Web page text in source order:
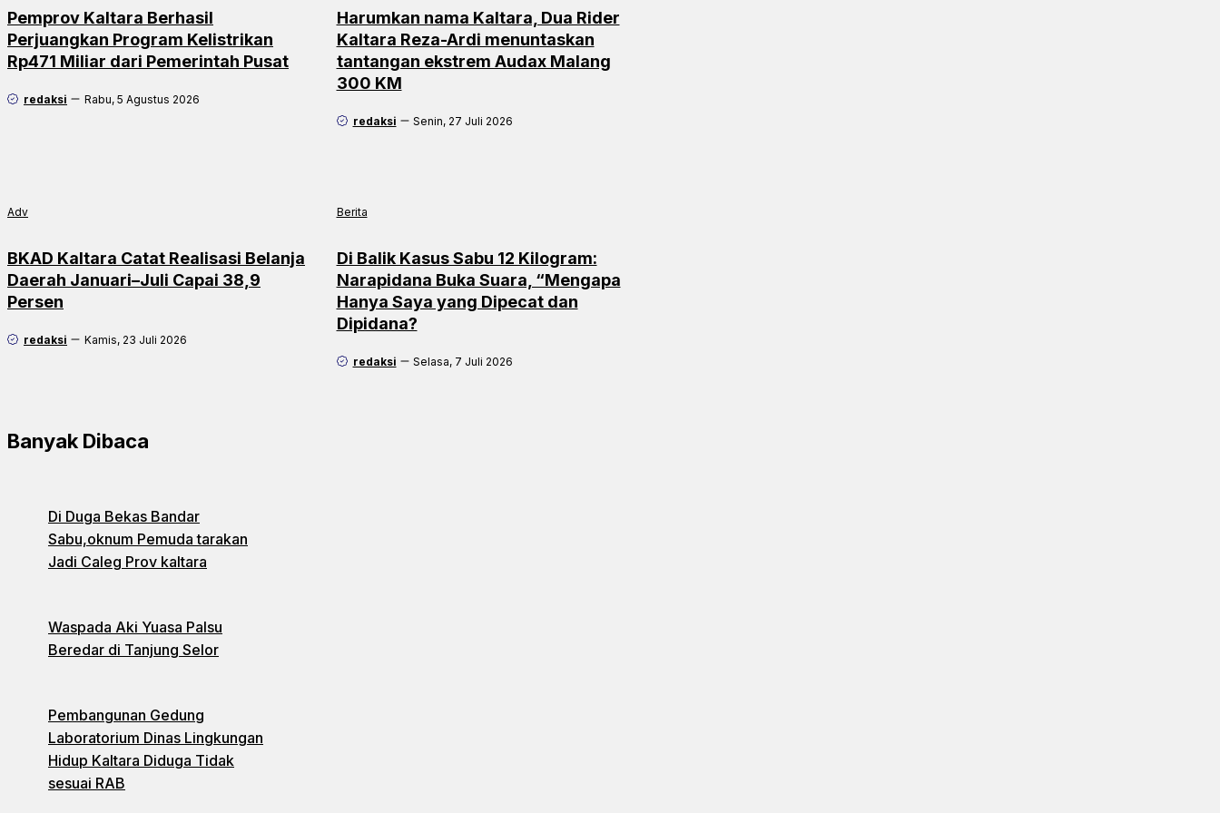
Pemprov Kaltara Berhasil
Perjuangkan Program Kelistrikan
Rp471 Miliar dari Pemerintah Pusat
redaksi Rabu, 5 Agustus 2026
Harumkan nama Kaltara, Dua Rider
Kaltara Reza-Ardi menuntaskan
tantangan ekstrem Audax Malang
300 KM
redaksi Senin, 27 Juli 2026
Adv
BKAD Kaltara Catat Realisasi Belanja
Daerah Januari–Juli Capai 38,9
Persen
redaksi Kamis, 23 Juli 2026
Berita
Di Balik Kasus Sabu 12 Kilogram:
Narapidana Buka Suara, “Mengapa
Hanya Saya yang Dipecat dan
Dipidana?
redaksi Selasa, 7 Juli 2026
Banyak Dibaca
Di Duga Bekas Bandar
Sabu,oknum Pemuda tarakan
Jadi Caleg Prov kaltara
Waspada Aki Yuasa Palsu
Beredar di Tanjung Selor
Pembangunan Gedung
Laboratorium Dinas Lingkungan
Hidup Kaltara Diduga Tidak
sesuai RAB